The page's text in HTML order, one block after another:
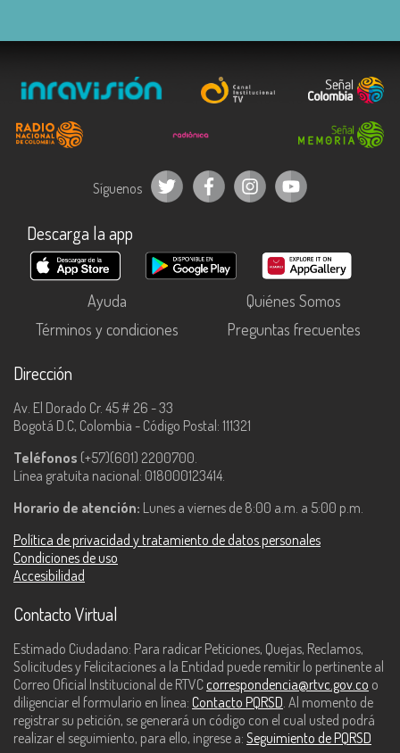
Síguenos
Descarga la app
Ayuda
Quiénes Somos
Términos y condiciones
Preguntas frecuentes
Dirección
Av. El Dorado Cr. 45 # 26 - 33
Bogotá D.C, Colombia - Código Postal: 111321
Teléfonos (+57)(601) 2200700.
Línea gratuita nacional: 018000123414.
Horario de atención: Lunes a viernes de 8:00 a.m. a 5:00 p.m.
Política de privacidad y tratamiento de datos personales
Condiciones de uso
Accesibilidad
Contacto Virtual
Estimado Ciudadano: Para radicar Peticiones, Quejas, Reclamos,
Solicitudes y Felicitaciones a la Entidad puede remitir lo pertinente al
Correo Oficial Institucional de RTVC correspondencia@rtvc.gov.co o
diligenciar el formulario en línea: Contacto PQRSD. Al momento de
registrar su petición, se generará un código con el cual usted podrá
realizar el seguimiento, para ello, ingrese a: Seguimiento de PQRSD